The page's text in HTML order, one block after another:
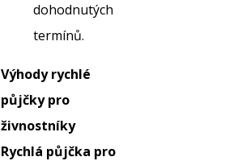
dohodnutých
termínů.
Výhody rychlé
půjčky pro
živnostníky
Rychlá půjčka pro